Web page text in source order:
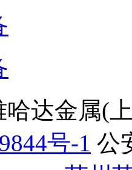
哈达金属(
号-1 公